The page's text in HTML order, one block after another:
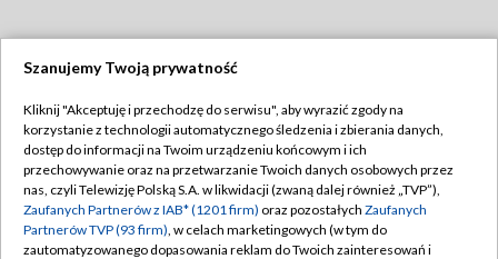
TVP
Abonament TVP
Emisja w TVP
Centrum informacji TVP
Regulamin TVP
Polityka prywatności
Moje zgody
Szanujemy Twoją prywatność
Kliknij "Akceptuję i przechodzę do serwisu", aby wyrazić zgody na
korzystanie z technologii automatycznego śledzenia i zbierania danych,
dostęp do informacji na Twoim urządzeniu końcowym i ich
przechowywanie oraz na przetwarzanie Twoich danych osobowych przez
nas, czyli Telewizję Polską S.A. w likwidacji (zwaną dalej również „TVP”),
Zaufanych Partnerów z IAB* (1201 firm) oraz pozostałych Zaufanych
Partnerów TVP (93 firm), w celach marketingowych (w tym do
zautomatyzowanego dopasowania reklam do Twoich zainteresowań i